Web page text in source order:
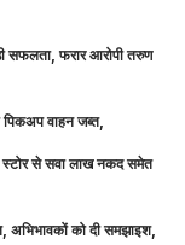
सफलता, फरार आरोपी तरुण
पिकअप वाहन जब्त,
स्टोर से सवा लाख नकद समेत
अभिभावकों को दी समझाइश,